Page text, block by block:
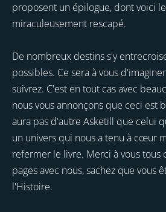
proposent un épilogue, dont voici
miraculeusement rescapé.
De nombreux destins s'y
possibles. Ce sera à vous
suivrez. C'est en tout cas avec
nous vous annonçons que ceci est
aura pas d'autre Asketill que celui
un univers qui nous a tenu à cœur
refermer le livre. Merci à vous tous
pages avec nous, sachez que vous
l'Histoire.